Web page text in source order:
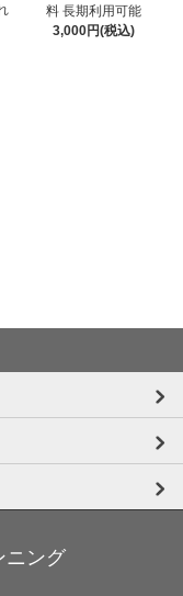
料 長期利用可能
3,000円(税込)
ニング